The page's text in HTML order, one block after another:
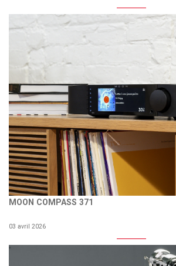
MOON COMPASS 371
03 avril 2026